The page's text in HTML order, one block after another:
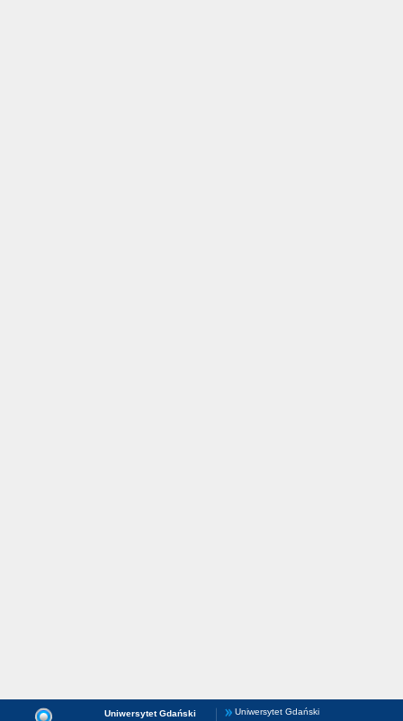
Uniwersytet Gdański Uniwersytet Gdański